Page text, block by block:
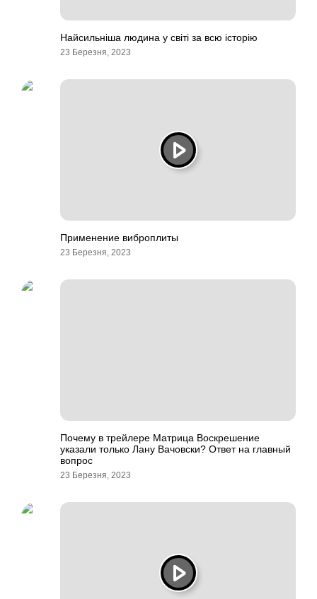
Найсильніша людина у світі за всю історію
23 Березня, 2023
Применение виброплиты
23 Березня, 2023
Почему в трейлере Матрица Воскрешение
указали только Лану Вачовски? Ответ на главный
вопрос
23 Березня, 2023